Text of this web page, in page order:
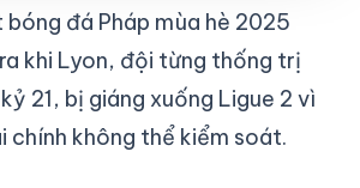
đá Pháp mùa hè 2025
khi Lyon, đội từng thống trị
21, bị giáng xuống Ligue 2 vì
chính không thể kiểm soát.